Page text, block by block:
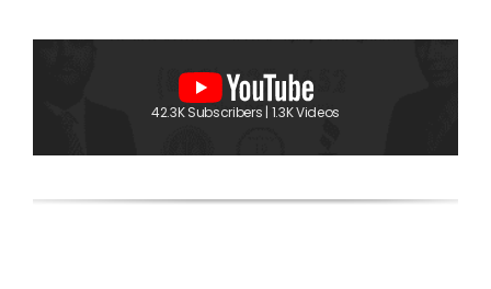
42.3K Subscribers | 1.3K Videos